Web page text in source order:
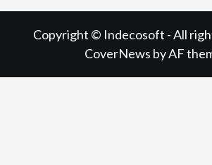
Copyright © Indecosoft - All
CoverNews by AF